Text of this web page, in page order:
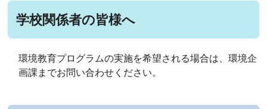
学校関係者の皆様へ
環境教育プログラムの実施を希望される場合は、環境企
画課までお問い合わせください。